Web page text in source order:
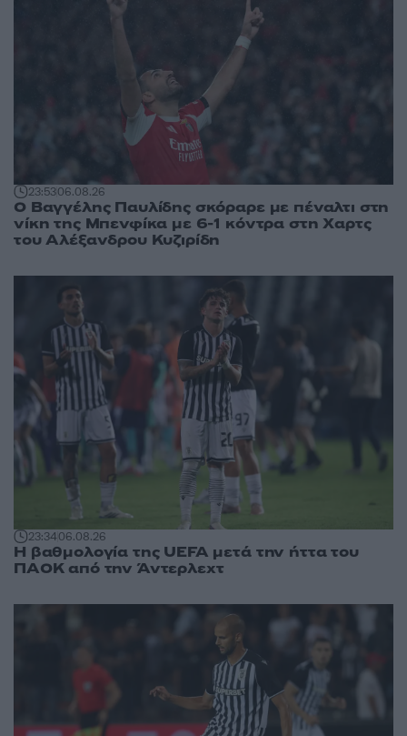
23:5306.08.26
Ο Βαγγέλης Παυλίδης σκόραρε με πέναλτι στη
νίκη της Μπενφίκα με 6-1 κόντρα στη Χαρτς
του Αλέξανδρου Κυζιρίδη
23:3406.08.26
Η βαθμολογία της UEFA μετά την ήττα του
ΠΑΟΚ από την Άντερλεχτ